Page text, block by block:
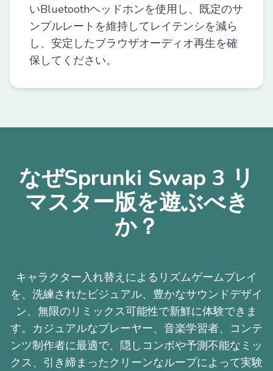
いBluetoothヘッドホンを使用し、既定のサ
ンプルレートを維持してレイテンシを減ら
し、安定したブラウザオーディオ再生を確
保してください。
なぜSprunki Swap 3 リ
マスター版を遊ぶべき
か？
キャラクター入れ替えによるリズムゲームプレイ
を、洗練されたビジュアル、豊かなサウンドデザイ
ン、無限のリミックス可能性で新鮮に体験できま
す。カジュアルなプレーヤー、音楽学習者、コンテ
ンツ制作者に最適で、隠しコンボや予測不能なミッ
クス、引き締まったクリーンなループによって実験